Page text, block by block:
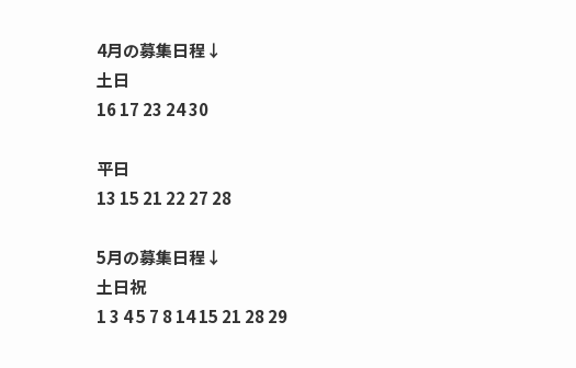
4月の募集日程↓
土日
16 17 23 24 30
平日
13 15 21 22 27 28
5月の募集日程↓
土日祝
1 3 4 5 7 8 14 15 21 28 29